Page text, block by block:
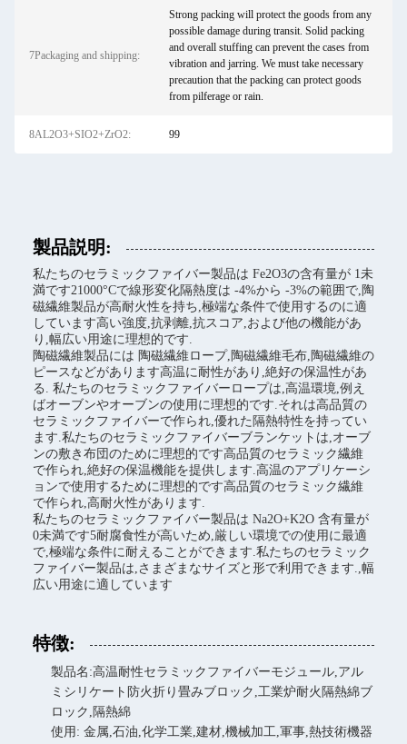
7Packaging and shipping:
Strong packing will protect the goods from any
possible damage during transit. Solid packing
and overall stuffing can prevent the cases from
vibration and jarring. We must take necessary
precaution that the packing can protect goods
from pilferage or rain.
8AL2O3+SIO2+ZrO2: 99
製品説明:
私たちのセラミックファイバー製品は Fe2O3の含有量が 1未
満です21000°Cで線形変化隔熱度は -4%から -3%の範囲で,陶
磁繊維製品が高耐火性を持ち,極端な条件で使用するのに適
しています高い強度,抗剥離,抗スコア,および他の機能があ
り,幅広い用途に理想的です.
陶磁繊維製品には 陶磁繊維ロープ,陶磁繊維毛布,陶磁繊維の
ピースなどがあります高温に耐性があり,絶好の保温性があ
る. 私たちのセラミックファイバーロープは,高温環境,例え
ばオーブンやオーブンの使用に理想的です.それは高品質の
セラミックファイバーで作られ,優れた隔熱特性を持ってい
ます.私たちのセラミックファイバーブランケットは,オーブ
ンの敷き布団のために理想的です高品質のセラミック繊維
で作られ,絶好の保温機能を提供します.高温のアプリケーシ
ョンで使用するために理想的です高品質のセラミック繊維
で作られ,高耐火性があります.
私たちのセラミックファイバー製品は Na2O+K2O 含有量が
0未満です5耐腐食性が高いため,厳しい環境での使用に最適
で,極端な条件に耐えることができます.私たちのセラミック
ファイバー製品は,さまざまなサイズと形で利用できます.,幅
広い用途に適しています
特徴:
製品名:高温耐性セラミックファイバーモジュール,アル
ミシリケート防火折り畳みブロック,工業炉耐火隔熱綿ブ
ロック,隔熱綿
使用: 金属,石油,化学工業,建材,機械加工,軍事,熱技術機器